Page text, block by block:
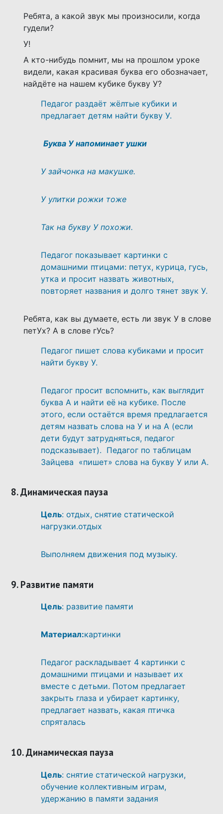
Ребята, а какой звук мы произносили, когда
гудели?
У!
А кто-нибудь помнит, мы на прошлом уроке
видели, какая красивая буква его обозначает,
найдёте на нашем кубике букву У?
Педагог раздаёт жёлтые кубики и
предлагает детям найти букву У.
Буква У напоминает ушки
У зайчонка на макушке.
У улитки рожки тоже
Так на букву У похожи.
Педагог показывает картинки с
домашними птицами: петух, курица, гусь,
утка и просит назвать животных,
повторяет названия и долго тянет звук У.
Ребята, как вы думаете, есть ли звук У в слове
петУх? А в слове гУсь?
Педагог пишет слова кубиками и просит
найти букву У.
Педагог просит вспомнить, как выглядит
буква А и найти её на кубике. После
этого, если остаётся время предлагается
детям назвать слова на У и на А (если
дети будут затрудняться, педагог
подсказывает). Педагог по таблицам
Зайцева «пишет» слова на букву У или А.
8. Динамическая пауза
Цель: отдых, снятие статической
нагрузки.отдых
Выполняем движения под музыку.
9. Развитие памяти
Цель: развитие памяти
Материал:картинки
Педагог раскладывает 4 картинки с
домашними птицами и называет их
вместе с детьми. Потом предлагает
закрыть глаза и убирает картинку,
предлагает назвать, какая птичка
спряталась
10. Динамическая пауза
Цель: снятие статической нагрузки,
обучение коллективным играм,
удержанию в памяти задания